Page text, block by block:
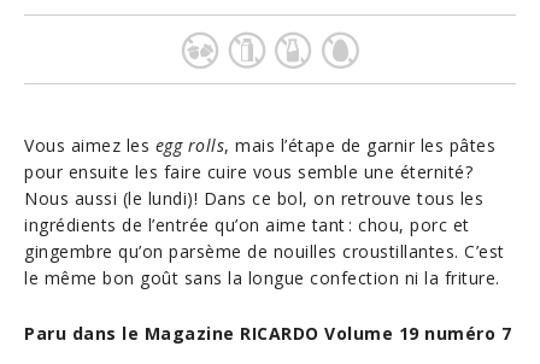
Vous aimez les egg rolls, mais l’étape de garnir les pâtes
pour ensuite les faire cuire vous semble une éternité?
Nous aussi (le lundi)! Dans ce bol, on retrouve tous les
ingrédients de l’entrée qu’on aime tant : chou, porc et
gingembre qu’on parsème de nouilles croustillantes. C’est
le même bon goût sans la longue confection ni la friture.
Paru dans le Magazine RICARDO Volume 19 numéro 7